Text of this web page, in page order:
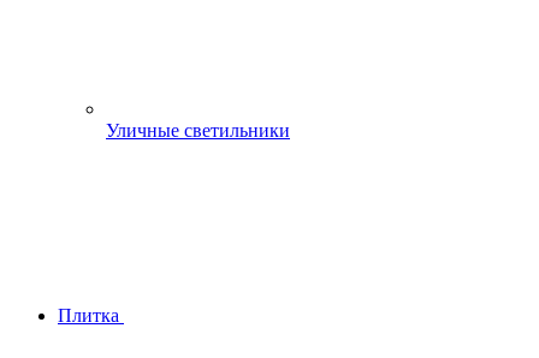
Уличные светильники
Плитка